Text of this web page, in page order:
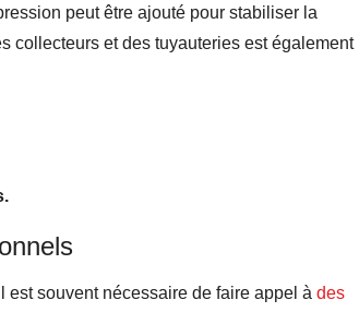
peut être ajouté pour stabiliser la
collecteurs et des tuyauteries est également
est souvent nécessaire de faire appel à des